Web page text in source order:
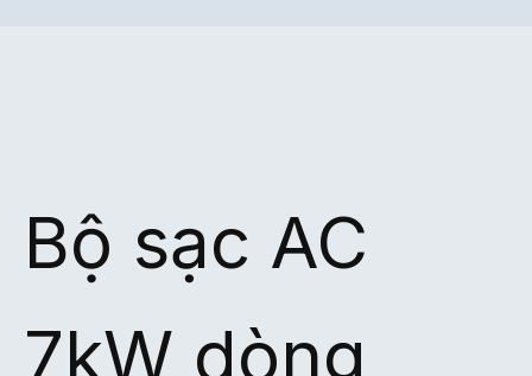
Bộ sạc AC
7kW dòng